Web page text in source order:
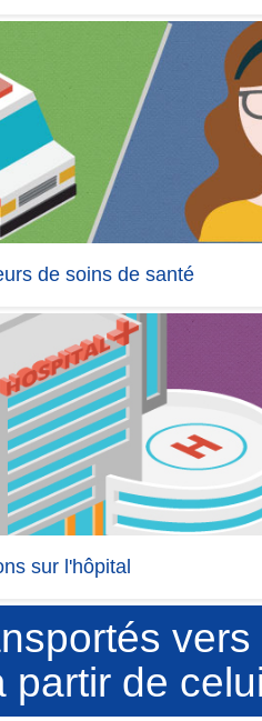
de soins de santé
sur l'hôpital
vers
partir de